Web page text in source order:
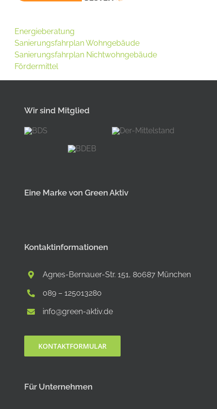
Energieberatung
Sanierungsfahrplan Wohngebäude
Sanierungsfahrplan Nichtwohngebäude
Fördermittel
Wir sind Mitglied
Eine Marke von Green Aktiv
Kontaktinformationen
Agnes-Bernauer-Str. 151, 80687 München
089 – 125013280
info@green-aktiv.de
KONTAKTFORMULAR
Für Unternehmen